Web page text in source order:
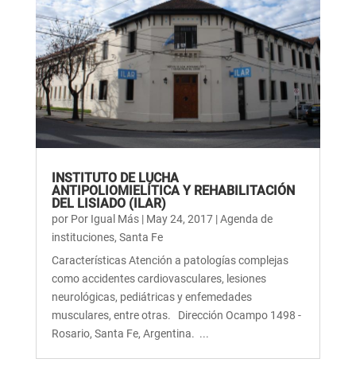
INSTITUTO DE LUCHA
ANTIPOLIOMIELÍTICA Y REHABILITACIÓN
DEL LISIADO (ILAR)
por Por Igual Más| May 24, 2017|Agenda de
instituciones, Santa Fe
Características Atención a patologías complejas
como accidentes cardiovasculares, lesiones
neurológicas, pediátricas y enfemedades
musculares, entre otras. Dirección Ocampo 1498 -
Rosario, Santa Fe, Argentina. ...